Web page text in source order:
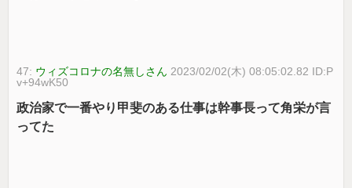
47: ウィズコロナの名無しさん 2023/02/02(木) 08:05:02.82 ID:P
v+94wK50
政治家で一番やり甲斐のある仕事は幹事長って角栄が言
ってた